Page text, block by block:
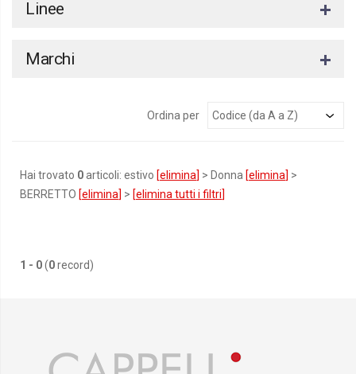
Linee
Marchi
Ordina per
Hai trovato 0articoli: estivo [elimina] > Donna [elimina] >
BERRETTO [elimina] > [elimina tutti i filtri]
1 - 0(0record)